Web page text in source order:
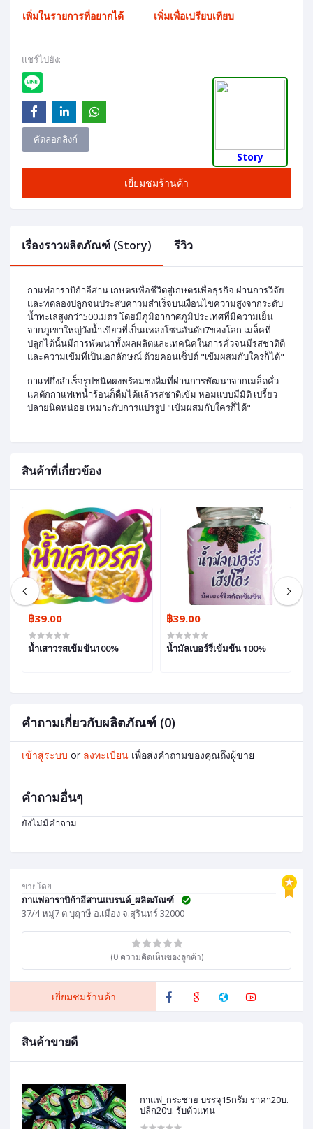
เพิ่มในรายการที่อยากได้ เพิ่มเพื่อเปรียบเทียบ
แชร์ไปยัง:
คัดลอกลิงก์
เยี่ยมชมร้านค้า
Story
ขายโดย
กาแฟอาราบิก้าอีสานแบรนด์_ผลิตภัณฑ์
37/4 หมู่7 ต.บุฤาษี อ.เมือง จ.สุรินทร์ 32000
(0 ความคิดเห็นของลูกค้า)
เยี่ยมชมร้านค้า
สินค้าขายดี
กาแฟ_กระชาย บรรจุ15กรัม ราคา20บ.
ปลีก20บ. รับตัวแทน
เรื่องราวผลิตภัณฑ์ (Story) รีวิว
กาแฟอาราบิก้าอีสาน เกษตรเพื่อชีวิตสู่เกษตรเพื่อธุรกิจ ผ่านการวิจัย
และทดลองปลูกจนประสบคาวมสำเร็จบนเงื่อนไขความสูงจากระดับ
น้ำทะเลสูงกว่า500เมตร โดยมีภูมิอากาศภูมิประเทศที่มีความเย็น
จากภูเขาใหญ่วังน้ำเขียวที่เป็นแหล่งโซนอันดับ7ของโลก เมล็คที่
ปลูกได้นั้นมีการพัฒนาทั้งผลผลิตและเทคนิคในการคั่วจนมีรสชาติดี
และความเข้มที่เป็นเอกลักษณ์ ด้วยคอนเซ็ปต์ "เข้มผสมกับใครก็ได้"
กาเเฟกึ่งสำเร็จรูปชนิดผงพร้อมชงดื่มที่ผ่านการพัฒนาจากเมล็ดคั่ว
เเค่ตักกาแฟเทน้ำร้อนก็ดื่มได้แล้วรสชาติเข้ม หอมแบบมีมิติ เปรี้ยว
ปลายนิดหน่อย เหมาะกับการแปรรูป "เข้มผสมกับใครก็ได้"
สินค้าที่เกี่ยวข้อง
฿39.00
น้ำเสาวรสเข้มข้น100%
฿39.00
น้ำมัลเบอร์รี่เข้มข้น 100%
คำถามเกี่ยวกับผลิตภัณฑ์ (0)
เข้าสู่ระบบ or ลงทะเบียน เพื่อส่งคำถามของคุณถึงผู้ขาย
คำถามอื่นๆ
ยังไม่มีคำถาม